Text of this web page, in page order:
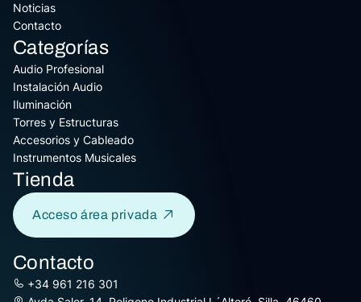
Noticias
Contacto
Categorías
Audio Profesional
Instalación Audio
Iluminación
Torres y Estructuras
Accesorios y Cableado
Instrumentos Musicales
Tienda
Acceso área privada
Contacto
+34 961 216 301